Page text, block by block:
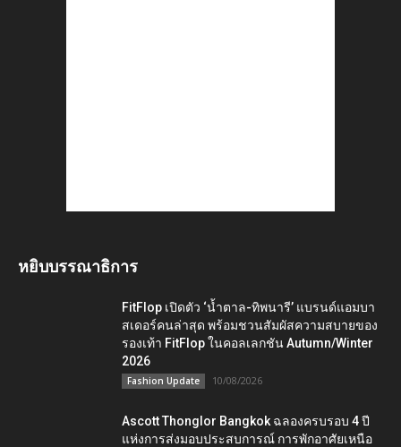
หยิบบรรณาธิการ
FitFlop เปิดตัว ‘น้ำตาล-ทิพนารี’ แบรนด์แอมบา
สเดอร์คนล่าสุด พร้อมชวนสัมผัสความสบายของ
รองเท้า FitFlop ในคอลเลกชัน Autumn/Winter
2026
Fashion Update 10/08/2026
Ascott Thonglor Bangkok ฉลองครบรอบ 4 ปี
แห่งการส่งมอบประสบการณ์ การพักอาศัยเหนือ